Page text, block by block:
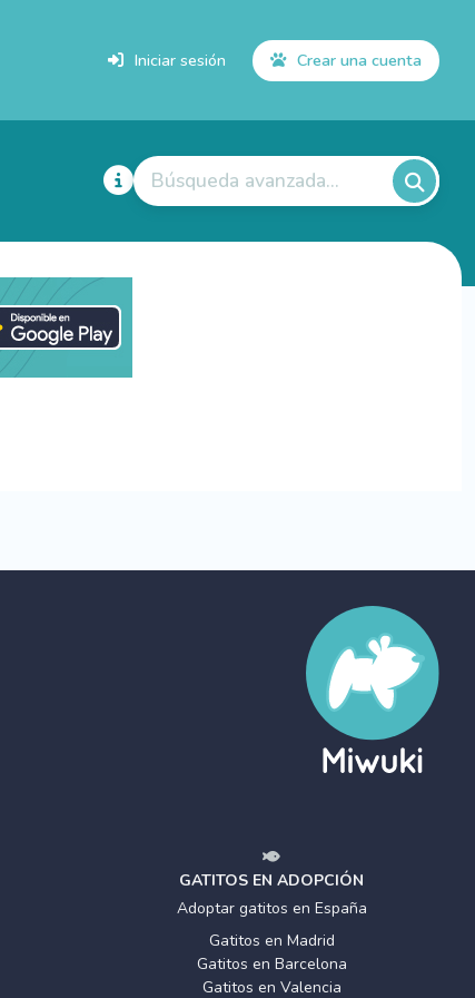
Iniciar sesión Crear una cuenta
Búsqueda avanzada...
GATITOS EN ADOPCIÓN
Adoptar gatitos en España
Gatitos en Madrid
Gatitos en Barcelona
Gatitos en Valencia